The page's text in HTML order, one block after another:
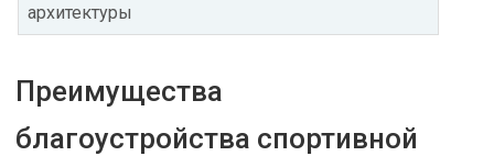
архитектуры
Преимущества
благоустройства спортивной